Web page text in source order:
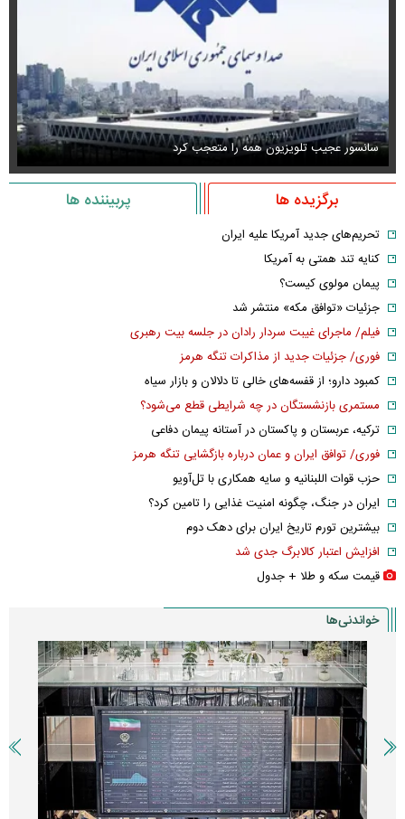
سانسور عجیب تلویزیون همه را متعجب کرد
برگزیده ها پربیننده ها
تحریم‌های جدید آمریکا علیه ایران
کنایه تند همتی به آمریکا
پیمان مولوی کیست؟
جزئیات «توافق مکه» منتشر شد
فیلم/ ماجرای غیبت سردار رادان در جلسه بیت رهبری
فوری/ جزئیات جدید از مذاکرات تنگه هرمز
کمبود دارو؛ از قفسه‌های خالی تا دلالان و بازار سیاه
مستمری بازنشستگان در چه شرایطی قطع می‌شود؟
ترکیه، عربستان و پاکستان در آستانه پیمان دفاعی
فوری/ توافق ایران و عمان درباره بازگشایی تنگه هرمز
حزب قوات اللبنانیه و سایه همکاری با تل‌آویو
ایران در جنگ، چگونه امنیت غذایی را تامین کرد؟
بیشترین تورم تاریخ ایران برای دهک دوم
افزایش اعتبار کالابرگ جدی شد
قیمت سکه و طلا + جدول
خواندنی‌ها